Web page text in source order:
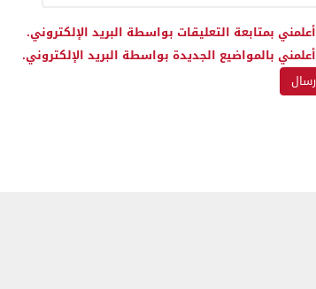
أعلمني بمتابعة التعليقات بواسطة البريد الإلكتروني.
أعلمني بالمواضيع الجديدة بواسطة البريد الإلكتروني.